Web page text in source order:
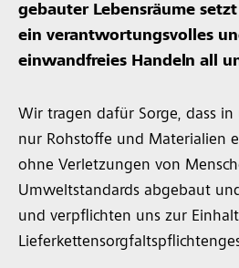
gebauter Lebensräume
ein verantwortungsvolles
einwandfreies Handeln all
Wir tragen dafür Sorge, dass in
nur Rohstoffe und Materialien
ohne Verletzungen von
Umweltstandards abgebaut
und verpflichten uns zur